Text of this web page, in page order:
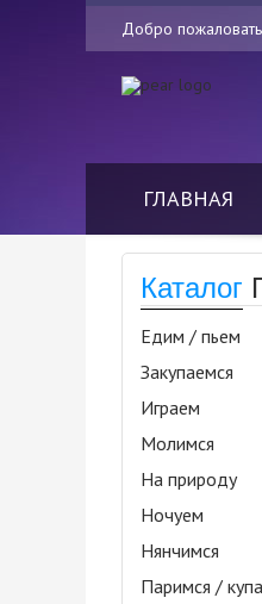
Добро
ГЛАВНАЯ
Каталог
Едим / пьем
Закупаемся
Играем
Молимся
На природу
Ночуем
Нянчимся
Паримся /